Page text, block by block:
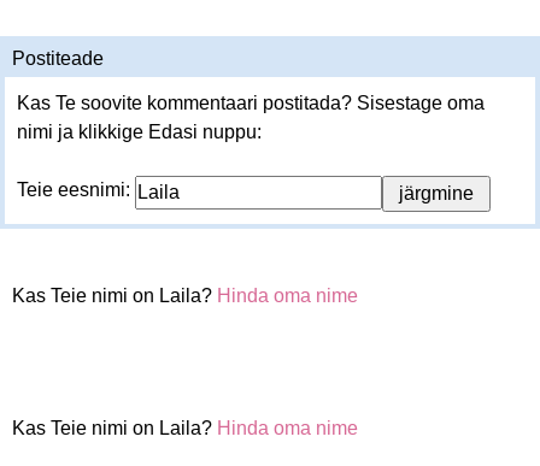
Postiteade
Kas Te soovite kommentaari postitada? Sisestage oma
nimi ja klikkige Edasi nuppu:
Teie eesnimi:
Kas Teie nimi on Laila? Hinda oma nime
Kas Teie nimi on Laila? Hinda oma nime